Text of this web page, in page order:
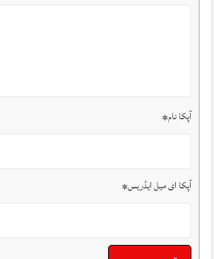
آپکا نام*
آپکا ای میل ایڈریس*